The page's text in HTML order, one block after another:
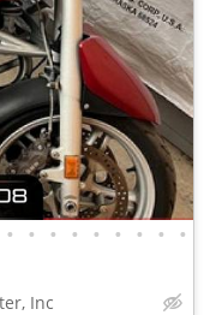
• • • • • • • • •
Inc